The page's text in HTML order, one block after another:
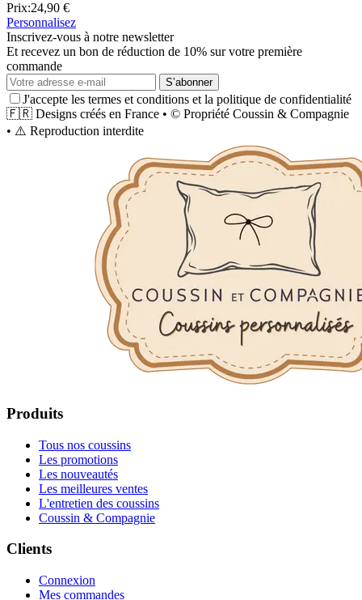
Prix:24,90 €
Personnalisez
Inscrivez-vous à notre newsletter
Et recevez un bon de réduction de 10% sur votre première
commande
S’abonner
J'accepte les termes et conditions et la politique de confidentialité
🇫🇷 Designs créés en France • © Propriété Coussin & Compagnie
• ⚠️ Reproduction interdite
Produits
Tous nos coussins
Les promotions
Les nouveautés
Les meilleures ventes
L'entretien des coussins
Coussin & Compagnie
Clients
Connexion
Mes commandes